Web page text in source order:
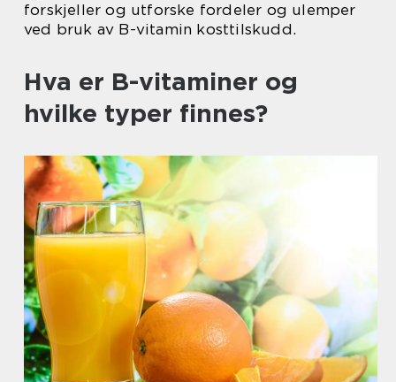
forskjeller og utforske fordeler og ulemper
ved bruk av B-vitamin kosttilskudd.
Hva er B-vitaminer og
hvilke typer finnes?